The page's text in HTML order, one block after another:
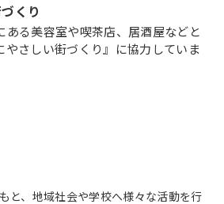
くり
ある美容室や喫茶店、居酒屋などと
やさしい街づくり』に協力していま
と、地域社会や学校へ様々な活動を行